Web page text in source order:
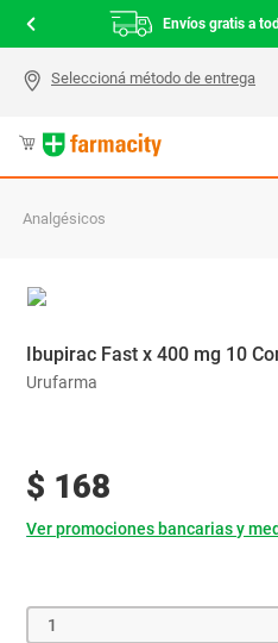
Envíos gratis a
Analgésicos
Ibupirac Fast x 400 mg 10
Urufarma
$ 168
Ver promociones bancarias y
1